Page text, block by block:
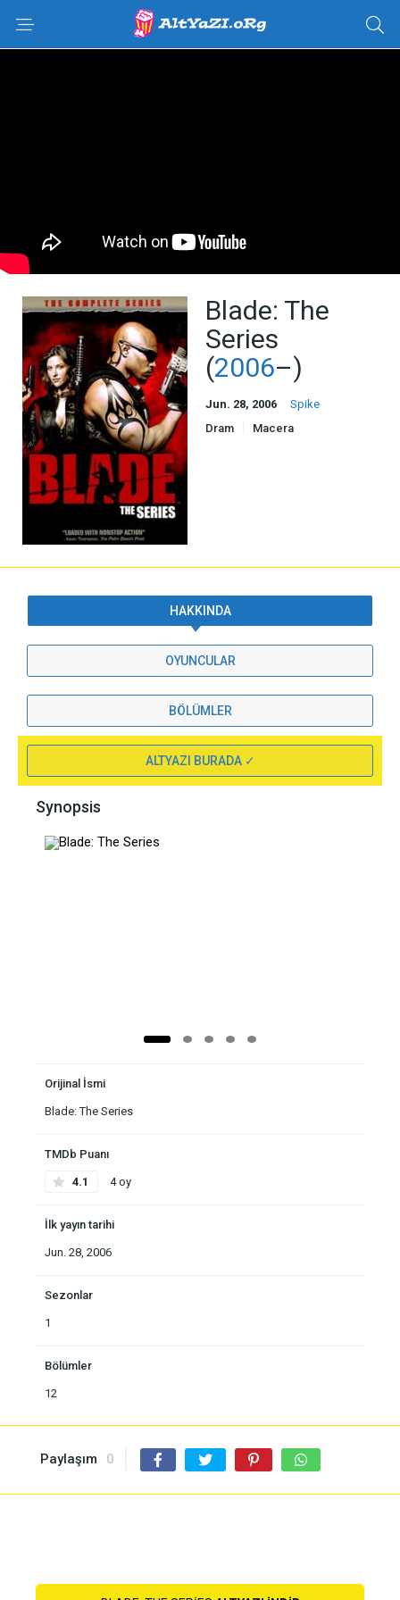
Blade: The
Series
(2006–)
Jun. 28, 2006
Spike
Dram
Macera
HAKKINDA
OYUNCULAR
BÖLÜMLER
ALTYAZI BURADA ✓
Synopsis
Orijinal İsmi
Blade: The Series
TMDb Puanı
4.1 4 oy
İlk yayın tarihi
Jun. 28, 2006
Sezonlar
1
Bölümler
12
Paylaşım 0